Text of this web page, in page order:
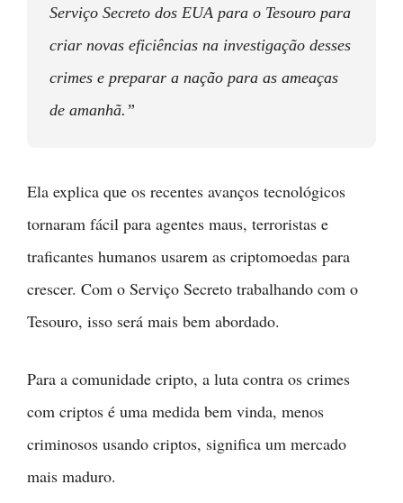
Serviço Secreto dos EUA para o Tesouro para
criar novas eficiências na investigação desses
crimes e preparar a nação para as ameaças
de amanhã.”
Ela explica que os recentes avanços tecnológicos
tornaram fácil para agentes maus, terroristas e
traficantes humanos usarem as criptomoedas para
crescer. Com o Serviço Secreto trabalhando com o
Tesouro, isso será mais bem abordado.
Para a comunidade cripto, a luta contra os crimes
com criptos é uma medida bem vinda, menos
criminosos usando criptos, significa um mercado
mais maduro.